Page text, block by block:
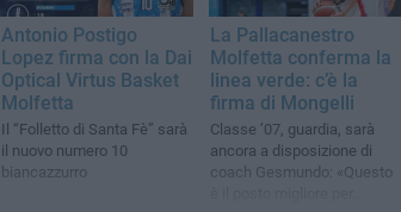
Antonio Postigo
Lopez firma con la Dai
Optical Virtus Basket
Molfetta
Il “Folletto di Santa Fè” sarà
il nuovo numero 10
biancazzurro
La Pallacanestro
Molfetta conferma la
linea verde: c’è la
firma di Mongelli
Classe ’07, guardia, sarà
ancora a disposizione di
coach Gesmundo: «Questo